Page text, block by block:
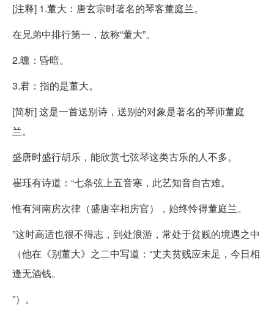
[注释] 1.董大：唐玄宗时著名的琴客董庭兰。
在兄弟中排行第一，故称“董大”。
2.曛：昏暗。
3.君：指的是董大。
[简析] 这是一首送别诗，送别的对象是著名的琴师董庭
兰。
盛唐时盛行胡乐，能欣赏七弦琴这类古乐的人不多。
崔珏有诗道：“七条弦上五音寒，此艺知音自古难。
惟有河南房次律（盛唐宰相房官），始终怜得董庭兰。
”这时高适也很不得志，到处浪游，常处于贫贱的境遇之中
（他在《别董大》之二中写道：“丈夫贫贱应未足，今日相
逢无酒钱。
”）。